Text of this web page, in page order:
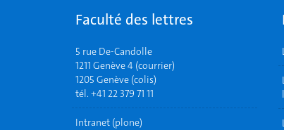
Faculté des lettres
5 rue De-Candolle
1211 Genève 4 (courrier)
1205 Genève (colis)
tél. +41 22 379 71 11
Intranet (plone)